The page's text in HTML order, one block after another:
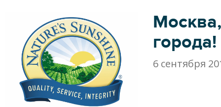
города!
6 сентября